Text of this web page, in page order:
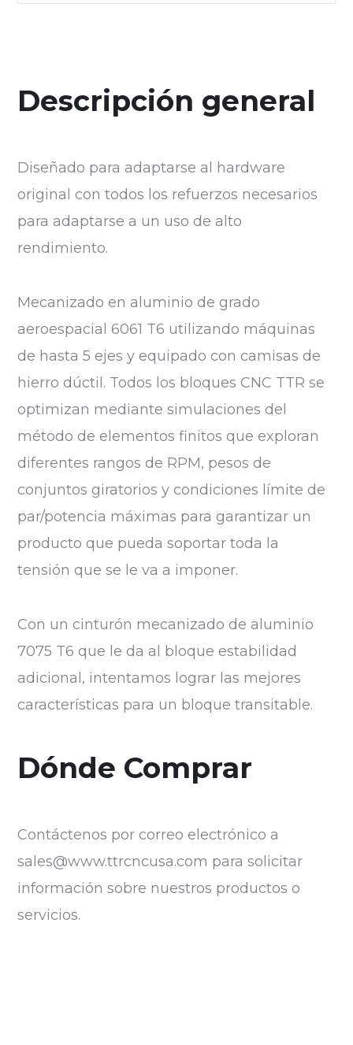
Descripción general
Diseñado para adaptarse al hardware
original con todos los refuerzos necesarios
para adaptarse a un uso de alto
rendimiento.
Mecanizado en aluminio de grado
aeroespacial 6061 T6 utilizando máquinas
de hasta 5 ejes y equipado con camisas de
hierro dúctil. Todos los bloques CNC TTR se
optimizan mediante simulaciones del
método de elementos finitos que exploran
diferentes rangos de RPM, pesos de
conjuntos giratorios y condiciones límite de
par/potencia máximas para garantizar un
producto que pueda soportar toda la
tensión que se le va a imponer.
Con un cinturón mecanizado de aluminio
7075 T6 que le da al bloque estabilidad
adicional, intentamos lograr las mejores
características para un bloque transitable.
Dónde Comprar
Contáctenos por correo electrónico a
sales@www.ttrcncusa.com para solicitar
información sobre nuestros productos o
servicios.